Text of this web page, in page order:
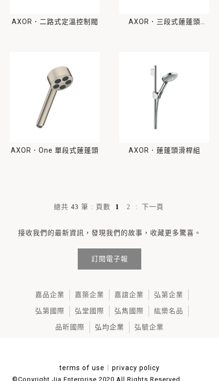
AXOR．二路式定溫控制閥
AXOR．三段式蓮蓬頭
AXOR．One 單段式蓮蓬頭 AXOR．蓮蓬頭滑桿組
總共 43 筆 : 頁數 1 2 : 下一頁
接收我們的最新資訊，發現我們的故事，收藏更多驚喜。
訂閱電子報
嘉品企業 嘉築企業 嘉誼企業 弘第企業
弘第國際 弘堂國際 弘雋國際 紘樂名品
品昕國際 弘均企業 弘毓企業
©Copyright Jia Enterprise 2020 All Rights Reserved.
terms of use privacy policy